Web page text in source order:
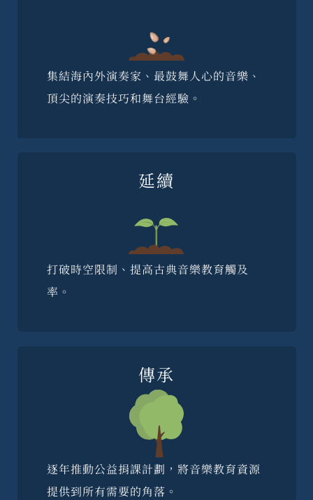
集結海內外演奏家、最鼓舞人心的音樂、
頂尖的演奏技巧和舞台經驗。
延續
打破時空限制、提高古典音樂教育觸及
率。
傳承
逐年推動公益捐課計劃，將音樂教育資源
提供到所有需要的角落。